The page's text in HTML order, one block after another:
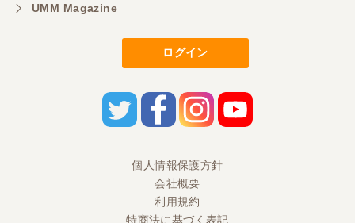
迅速な取引有難うございました
東京都／大西
とても迅速で丁寧なご対応ありがとうございまし
ておりますので、どうぞ宜しくお願い申し上げま
UMM Magazine
ログイン
個人情報保護方針
会社概要
利用規約
特商法に基づく表記